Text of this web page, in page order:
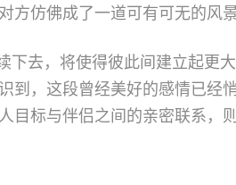
方仿佛成了一道可有可无的风景
下去，将使得彼此间建立起更
到，这段曾经美好的感情已经
目标与伴侣之间的亲密联系，